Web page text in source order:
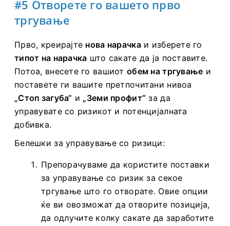
#5 Отворете го вашето прво
Прво, креирајтенова нарачкаи изберете го
типот на нарачкашто сакате да ја поставите.
Потоа, внесете го вашиотобем на тргување
поставете ги вашите претпочитани нивоа
„Стоп загуба“и„Земи профит“за да
управувате со ризикот и потенцијалната
добивка.
Препорачуваме да користите поставки
за управување со ризик за секое
тргување што го отворате. Овие опции
ќе ви овозможат да отворите позиција,